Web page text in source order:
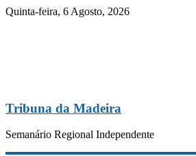
Quinta-feira, 6 Agosto, 2026
Tribuna da Madeira
Semanário Regional Independente